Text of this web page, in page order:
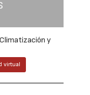
y
virtual